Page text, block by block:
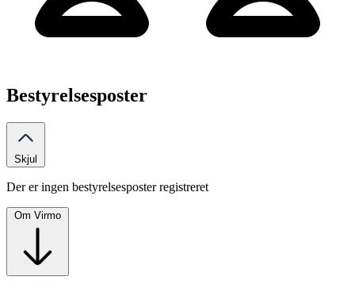
Bestyrelsesposter
Skjul
Der er ingen bestyrelsesposter registreret
Om Virmo